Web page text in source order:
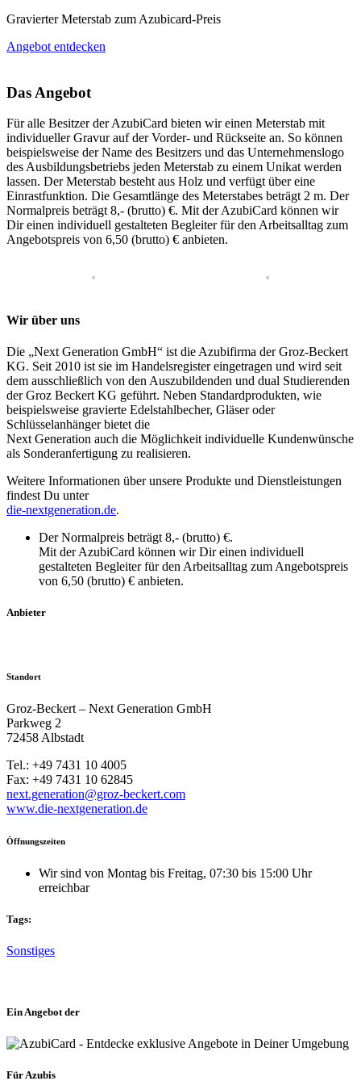
Gravierter Meterstab zum Azubicard-Preis
Angebot entdecken
Das Angebot
Für alle Besitzer der AzubiCard bieten wir einen Meterstab mit
individueller Gravur auf der Vorder- und Rückseite an. So können
beispielsweise der Name des Besitzers und das Unternehmenslogo
des Ausbildungsbetriebs jeden Meterstab zu einem Unikat werden
lassen. Der Meterstab besteht aus Holz und verfügt über eine
Einrastfunktion. Die Gesamtlänge des Meterstabes beträgt 2 m. Der
Normalpreis beträgt 8,- (brutto) €. Mit der AzubiCard können wir
Dir einen individuell gestalteten Begleiter für den Arbeitsalltag zum
Angebotspreis von 6,50 (brutto) € anbieten.
Wir über uns
Die „Next Generation GmbH“ ist die Azubifirma der Groz-Beckert
KG. Seit 2010 ist sie im Handelsregister eingetragen und wird seit
dem ausschließlich von den Auszubildenden und dual Studierenden
der Groz Beckert KG geführt. Neben Standardprodukten, wie
beispielsweise gravierte Edelstahlbecher, Gläser oder
Schlüsselanhänger bietet die
Next Generation auch die Möglichkeit individuelle Kundenwünsche
als Sonderanfertigung zu realisieren.
Weitere Informationen über unsere Produkte und Dienstleistungen
findest Du unter
die-nextgeneration.de.
Der Normalpreis beträgt 8,- (brutto) €.
Mit der AzubiCard können wir Dir einen individuell
gestalteten Begleiter für den Arbeitsalltag zum Angebotspreis
von 6,50 (brutto) € anbieten.
Anbieter
Standort
Groz-Beckert – Next Generation GmbH
Parkweg 2
72458 Albstadt
Tel.: +49 7431 10 4005
Fax: +49 7431 10 62845
next.generation@groz-beckert.com
www.die-nextgeneration.de
Öffnungszeiten
Wir sind von Montag bis Freitag, 07:30 bis 15:00 Uhr
erreichbar
Tags:
Sonstiges
Ein Angebot der
Für Azubis